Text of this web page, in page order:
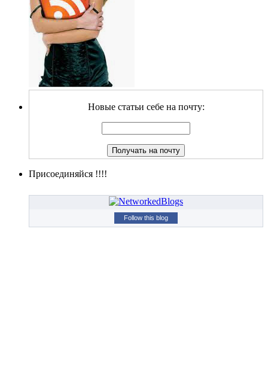
Новые статьи себе на почту:
Присоединяйся !!!!
Follow this blog